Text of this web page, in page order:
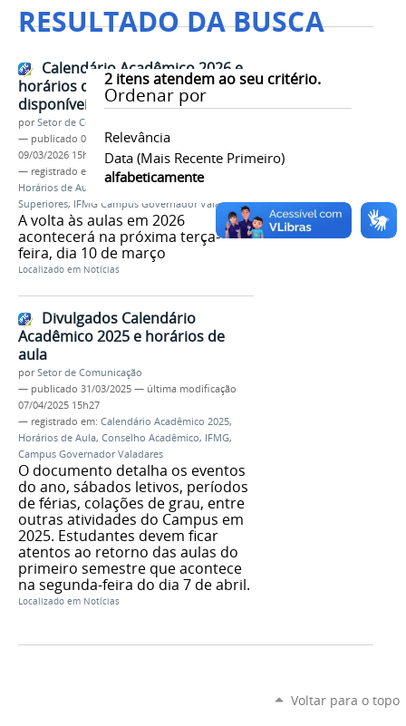
RESULTADO DA BUSCA
2itens atendem ao seu critério.
Ordenar por
Relevância
Data (mais Recente Primeiro)
alfabeticamente
Calendário Acadêmico 2026 e
horários de aula já estão
disponíveis
porSetor de Comunicação
— publicado 09/03/2026—última modificação
09/03/2026 15h27
— registrado em:
Calendário Acadêmico 2026
Horários de Aula
Superiores, IFMG Campus Governador Valadares
A volta às aulas em 2026
acontecerá na próxima terça-
feira, dia 10 de março
Localizado em Notícias
Divulgados Calendário
Acadêmico 2025 e horários de
aula
porSetor de Comunicação
— publicado 31/03/2025 — última modificação
07/04/2025 15h27
— registrado em: Calendário Acadêmico 2025,
Horários de Aula, Conselho Acadêmico, IFMG,
Campus Governador Valadares
O documento detalha os eventos
do ano, sábados letivos, períodos
de férias, colações de grau, entre
outras atividades do Campus em
2025. Estudantes devem ficar
atentos ao retorno das aulas do
primeiro semestre que acontece
na segunda-feira do dia 7 de abril.
Localizado em Notícias
Voltar para o topo